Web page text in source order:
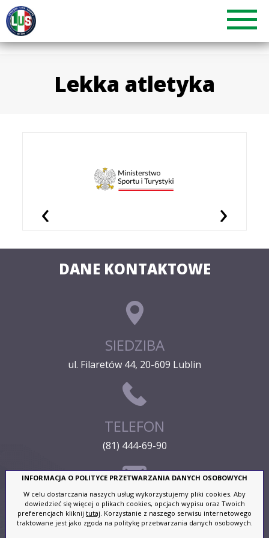
Lekka atletyka
‹ ›
DANE KONTAKTOWE
SIEDZIBA
ul. Filaretów 44, 20-609 Lublin
TELEFON
(81) 444-69-90
ADRES E-MAIL
lus@lus.org.pl
INFORMACJA O POLITYCE PRZETWARZANIA DANYCH OSOBOWYCH
W celu dostarczania naszych usług wykorzystujemy pliki cookies. Aby
dowiedzieć się więcej o plikach cookies, opcjach wypisu oraz Twoich
preferencjach kliknij tutaj . Korzystanie z naszego serwisu internetowego
traktowane jest jako zgoda na politykę przetwarzania danych osobowych.